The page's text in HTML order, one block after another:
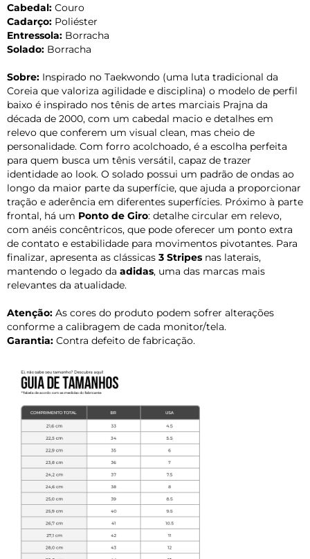
Cabedal: Couro
Cadarço: Poliéster
Entressola: Borracha
Solado: Borracha
Sobre: Inspirado no Taekwondo (uma luta tradicional da
Coreia que valoriza agilidade e disciplina) o modelo de perfil
baixo é inspirado nos tênis de artes marciais Prajna da
década de 2000, com um cabedal macio e detalhes em
relevo que conferem um visual clean, mas cheio de
personalidade. Com forro acolchoado, é a escolha perfeita
para quem busca um tênis versátil, capaz de trazer
identidade ao look. O solado possui um padrão de ondas ao
longo da maior parte da superfície, que ajuda a proporcionar
tração e aderência em diferentes superfícies. Próximo à parte
frontal, há um Ponto de Giro: detalhe circular em relevo,
com anéis concêntricos, que pode oferecer um ponto extra
de contato e estabilidade para movimentos pivotantes. Para
finalizar, apresenta as clássicas 3 Stripes nas laterais,
mantendo o legado da adidas, uma das marcas mais
relevantes da atualidade.
Atenção: As cores do produto podem sofrer alterações
conforme a calibragem de cada monitor/tela.
Garantia: Contra defeito de fabricação.